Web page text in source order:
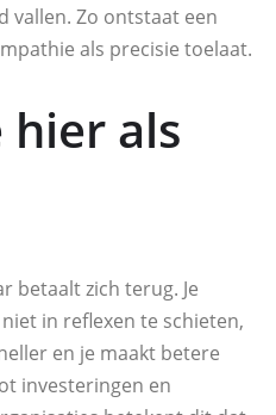
vallen. Zo ontstaat een
als precisie toelaat.
hier als
betaalt zich terug. Je
in reflexen te schieten,
en je maakt betere
investeringen en